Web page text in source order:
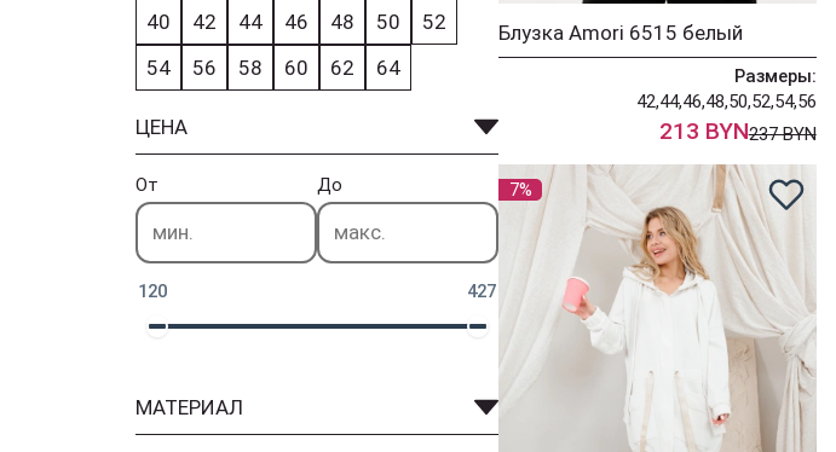
40 42 44 46 48 50
52
54
56 58 60 62 64
ЦЕНА
От До
120 427
МАТЕРИАЛ
Блузка Amori 6515 белый
Размеры:
42,44,46,48,50,52,54,56
213 BYN237 BYN
7%